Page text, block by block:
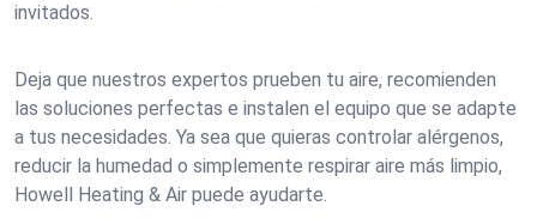
invitados.
Deja que nuestros expertos prueben tu aire, recomienden
las soluciones perfectas e instalen el equipo que se adapte
a tus necesidades. Ya sea que quieras controlar alérgenos,
reducir la humedad o simplemente respirar aire más limpio,
Howell Heating & Air puede ayudarte.